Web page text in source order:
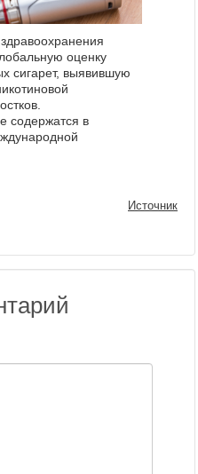
оценку
сигарет, выявившую
содержатся в
Источник